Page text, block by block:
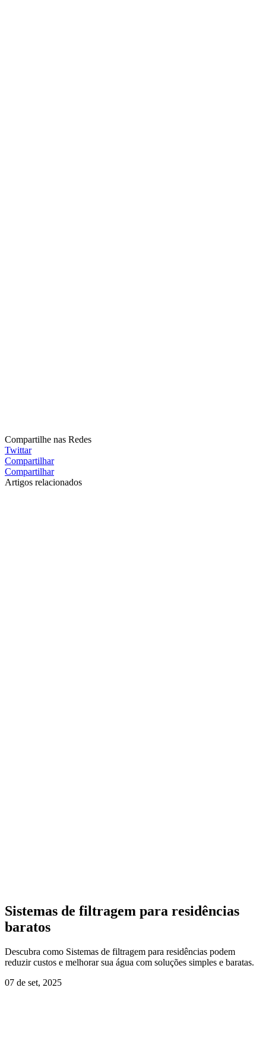
Compartilhe nas Redes
Twittar
Compartilhar
Compartilhar
Artigos relacionados
Sistemas de filtragem para residências
baratos
Descubra como Sistemas de filtragem para residências podem
reduzir custos e melhorar sua água com soluções simples e baratas.
07 de set, 2025